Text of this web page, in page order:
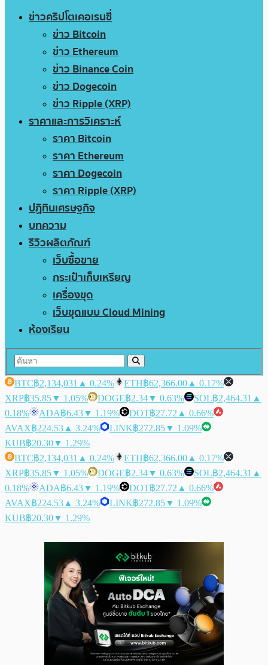
ข่าวคริปโตเคอเรนซี่
ข่าว Bitcoin
ข่าว Ethereum
ข่าว Binance Coin
ข่าว Dogecoin
ข่าว Ripple (XRP)
ราคาและการวิเคราะห์
ราคา Bitcoin
ราคา Ethereum
ราคา Dogecoin
ราคา Ripple (XRP)
ปฏิทินเศรษฐกิจ
บทความ
รีวิวผลิตภัณฑ์
เว็บซื้อขาย
กระเป๋าเก็บเหรียญ
เครื่องขุด
เว็บขุดแบบ Cloud Mining
ห้องเรียน
BTC฿2,134,031 ▲ 0.24% ETH฿62,366.00 ▲ 0.17%
XRP฿35.85▼ 1.05% DOGE฿2.34▼ 0.63% SOL฿2,464.31 ▲
0.18%
ADA฿6.43▼ 1.19% DOT฿27.72 ▲ 0.66%
AVAX฿224.53 ▲ 3.24% LINK฿272.85▼ 1.09%
KUB฿20.30▼ 1.29%
BTC฿2,134,031 ▲ 0.24% ETH฿62,366.00 ▲ 0.17%
XRP฿35.85▼ 1.05% DOGE฿2.34▼ 0.63% SOL฿2,464.31 ▲
0.18%
ADA฿6.43▼ 1.19% DOT฿27.72 ▲ 0.66%
AVAX฿224.53 ▲ 3.24% LINK฿272.85▼ 1.09%
KUB฿20.30▼ 1.29%